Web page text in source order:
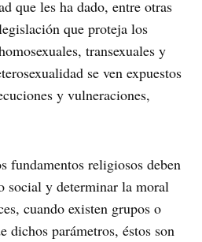
que les ha dado, entre otras
que proteja los
transexuales y
se ven expuestos
y vulneraciones,
fundamentos religiosos deben
social y determinar la moral
cuando existen grupos o
dichos parámetros, éstos son